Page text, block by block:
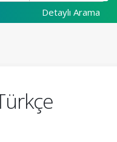
Detaylı Arama